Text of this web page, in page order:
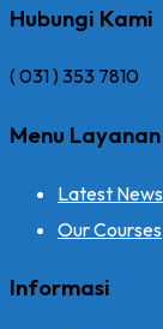
Hubungi Kami
( 031 ) 353 7810
Menu Layanan
Latest News
Our Courses
Informasi